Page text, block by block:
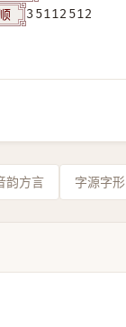
35112512
韵方言 字源字形